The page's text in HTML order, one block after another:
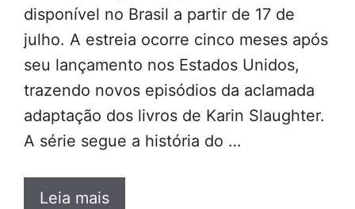
disponível no Brasil a partir de 17 de
julho. A estreia ocorre cinco meses após
seu lançamento nos Estados Unidos,
trazendo novos episódios da aclamada
adaptação dos livros de Karin Slaughter.
A série segue a história do …
Leia mais